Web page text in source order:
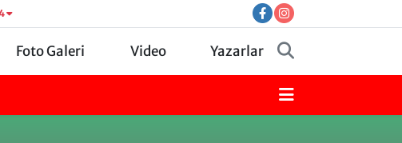
Foto Galeri Video Yazarlar